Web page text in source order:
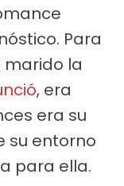
Para
marido la
, era
era su
su entorno
para ella.